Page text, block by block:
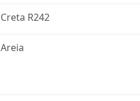
Creta R242
Areia